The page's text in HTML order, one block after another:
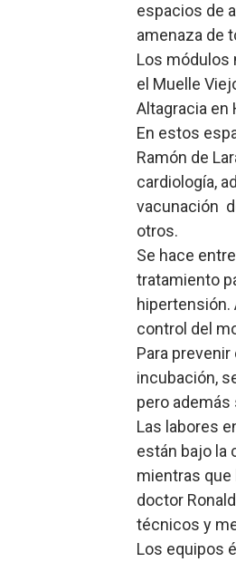
espacios de
amenaza de
Los módulos
el Muelle
Altagracia en
En estos
Ramón de
cardiología,
vacunación
otros.
Se hace
tratamiento
hipertensión.
control del
Para
incubación,
pero
Las labores
están bajo la
mientras que
doctor
técnicos y
Los equipos